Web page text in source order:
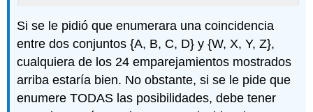
Si se le pidió que enumerara una coincidencia
entre dos conjuntos {A, B, C, D} y {W, X, Y, Z},
cualquiera de los 24 emparejamientos mostrados
arriba estaría bien. No obstante, si se le pide que
enumere TODAS las posibilidades, debe tener